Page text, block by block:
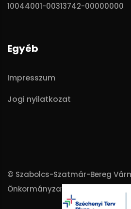
10044001-00313742-00000000
Egyéb
Impresszum
Jogi nyilatkozat
© Szabolcs-Szatmár-Bereg
Önkormányzata - 2025